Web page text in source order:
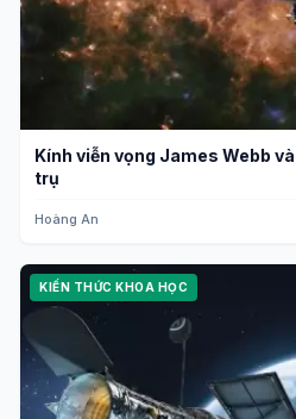
Kính viễn vọng James Webb
trụ
Hoàng An
KIẾN THỨC KHOA HỌC